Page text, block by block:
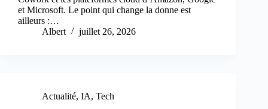
et Microsoft. Le point qui change la donne est
ailleurs :…
Albert
juillet 26, 2026
Actualité, IA, Tech